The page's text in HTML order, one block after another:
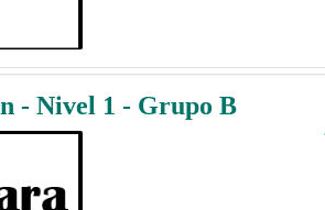
- Nivel 1 - Grupo B